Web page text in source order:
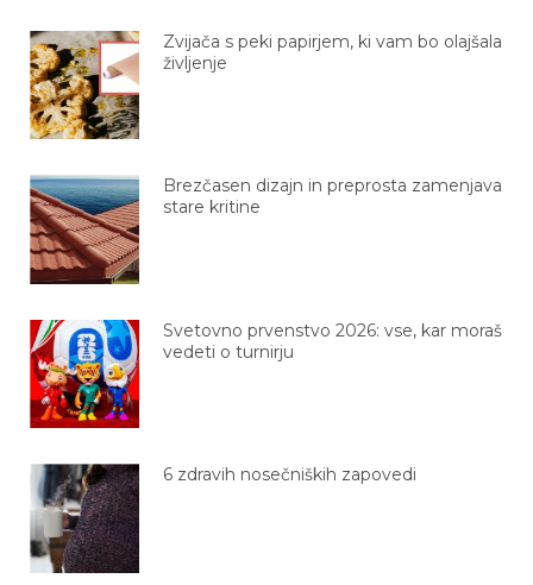
Zvijača s peki papirjem, ki vam bo olajšala
življenje
Brezčasen dizajn in preprosta zamenjava
stare kritine
Svetovno prvenstvo 2026: vse, kar moraš
vedeti o turnirju
6 zdravih nosečniških zapovedi